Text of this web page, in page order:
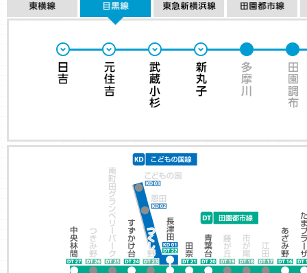
日吉 元住吉 武蔵小杉 新丸子 多摩川